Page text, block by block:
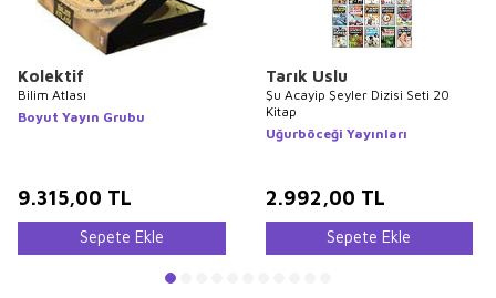
Kolektif
Bilim Atlası
Boyut Yayın Grubu
9.315,00 TL
Sepete Ekle
Tarık Uslu
Şu Acayip Şeyler Dizisi Seti 20
Kitap
Uğurböceği Yayınları
2.992,00 TL
Sepete Ekle